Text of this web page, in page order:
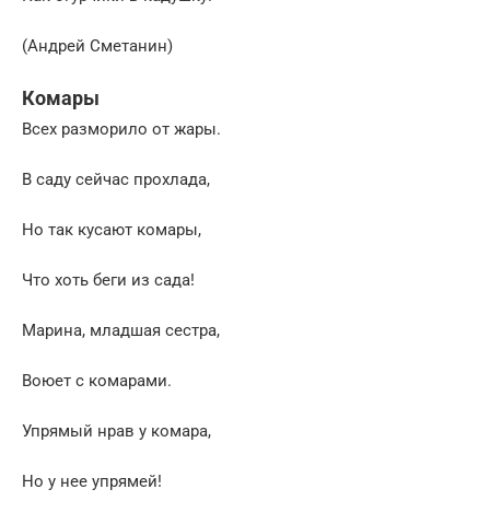
(Андрей Сметанин)
Комары
Всех разморило от жары.
В саду сейчас прохлада,
Но так кусают комары,
Что хоть беги из сада!
Марина, младшая сестра,
Воюет с комарами.
Упрямый нрав у комара,
Но у нее упрямей!